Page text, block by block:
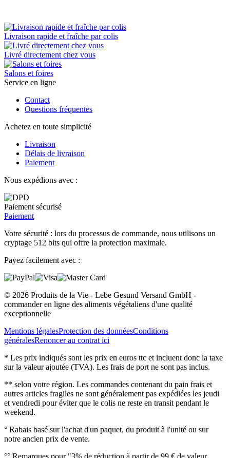
Livraison rapide et fraîche par colis
Livré directement chez vous
Salons et foires
Service en ligne
Contact
Questions fréquentes
Achetez en toute simplicité
Livraison
Délais de livraison
Paiement
Nous expédions avec :
Paiement sécurisé
Paiement
Votre sécurité : lors du processus de commande, nous utilisons un
cryptage 512 bits qui offre la protection maximale.
Payez facilement avec :
© 2026 Produits de la Vie - Lebe Gesund Versand GmbH -
commander en ligne des aliments végétaliens d'une qualité
exceptionnelle
Mentions légalesProtection des donnéesConditions
généralesRenoncer au contrat ici
* Les prix indiqués sont les prix en euros ttc et incluent donc la taxe
sur la valeur ajoutée (TVA). Les frais de port ne sont pas inclus.
** selon votre région. Les commandes contenant du pain frais et
autres articles fragiles ne sont généralement pas expédiées les jeudi
et vendredi pour éviter que le colis ne reste en transit pendant le
weekend.
° Rabais basé sur l'achat d'un paquet, du produit à l'unité ou sur
notre ancien prix de vente.
°° Remarques pour "3% de réduction à partir de 99 € de valeur